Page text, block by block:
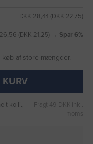
DKK 28,44 (DKK 22,75)
(DKK 21,25) → Spar 6%
køb af store mængder.
kolli.,
Fragt 49 DKK inkl.
moms